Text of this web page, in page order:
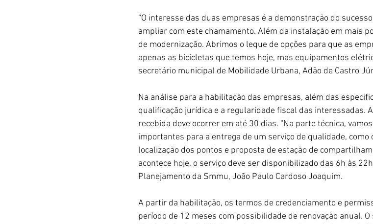
“O interesse das duas empresas é a demonstração do
ampliar com este chamamento. Além da instalação em mais
de modernização. Abrimos o leque de opções para que as
apenas as bicicletas que temos hoje, mas equipamentos
secretário municipal de Mobilidade Urbana, Adão de Castro
Na análise para a habilitação das empresas, além das
qualificação jurídica e a regularidade fiscal das interessadas.
recebida deve ocorrer em até 30 dias. “Na parte técnica,
importantes para a entrega de um serviço de qualidade, como
localização dos pontos e proposta de estação de
acontece hoje, o serviço deve ser disponibilizado das 6h às
Planejamento da Smmu, João Paulo Cardoso Joaquim.
A partir da habilitação, os termos de credenciamento e
período de 12 meses com possibilidade de renovação anual.